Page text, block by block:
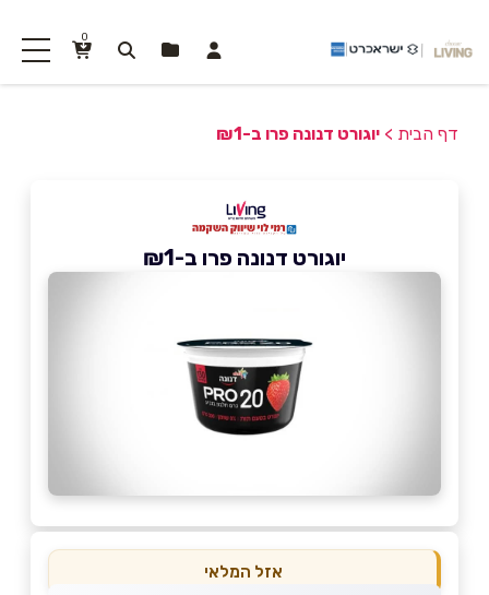
0
דף הבית > יוגורט דנונה פרו ב-₪1
יוגורט דנונה פרו ב-₪1
אזל המלאי